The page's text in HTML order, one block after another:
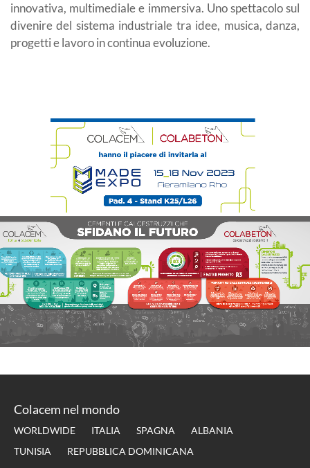
innovativa, multimediale e immersiva. Uno spettacolo sul
divenire del sistema industriale tra idee, musica, danza,
progetti e lavoro in continua evoluzione.
Colacem nel mondo
WORLDWIDE ITALIA SPAGNA
ALBANIA
TUNISIA
REPUBBLICA DOMINICANA